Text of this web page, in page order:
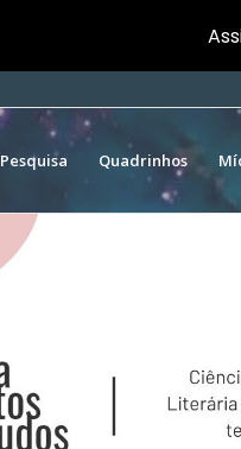
Pesquisa Quadrinhos